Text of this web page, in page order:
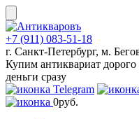
Skip
to
content
+7 (911) 083-51-18
г. Санкт-Петербург, м.
Купим антиквариат дорого
деньги сразу
0руб.